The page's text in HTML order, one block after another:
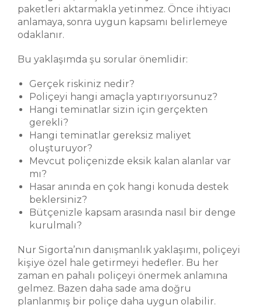
paketleri aktarmakla yetinmez. Önce ihtiyacı
anlamaya, sonra uygun kapsamı belirlemeye
odaklanır.
Bu yaklaşımda şu sorular önemlidir:
Gerçek riskiniz nedir?
Poliçeyi hangi amaçla yaptırıyorsunuz?
Hangi teminatlar sizin için gerçekten
gerekli?
Hangi teminatlar gereksiz maliyet
oluşturuyor?
Mevcut poliçenizde eksik kalan alanlar var
mı?
Hasar anında en çok hangi konuda destek
beklersiniz?
Bütçenizle kapsam arasında nasıl bir denge
kurulmalı?
Nur Sigorta’nın danışmanlık yaklaşımı, poliçeyi
kişiye özel hale getirmeyi hedefler. Bu her
zaman en pahalı poliçeyi önermek anlamına
gelmez. Bazen daha sade ama doğru
planlanmış bir poliçe daha uygun olabilir.